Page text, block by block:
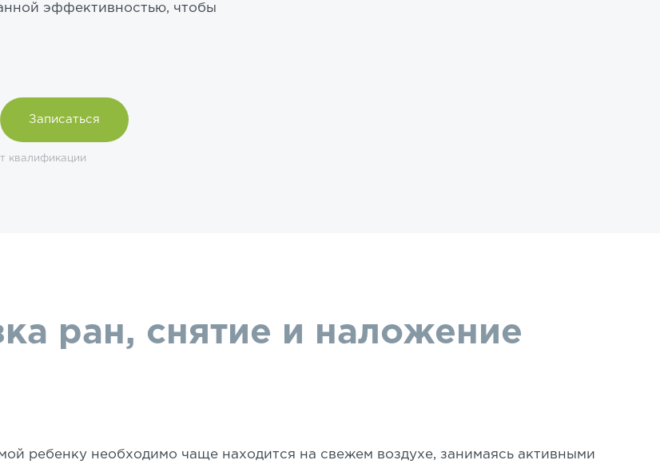
эффективностью, чтобы
Записаться
квалификации
ран, снятие и наложение
ребенку необходимо чаще находится на свежем воздухе, занимаясь активными